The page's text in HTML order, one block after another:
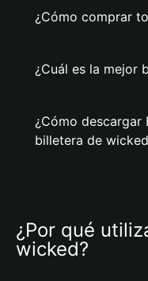
¿Cómo comprar
¿Cuál es la mejor
¿Cómo descargar
billetera de
¿Por qué
wicked?